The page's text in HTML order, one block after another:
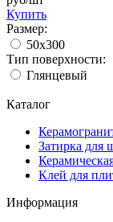
Купить
Размер:
50x300
Тип поверхности:
Глянцевый
Каталог
Затирка для
Клей для
Информация